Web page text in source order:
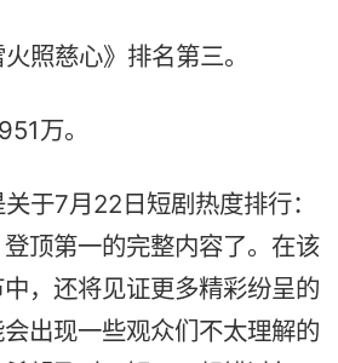
照慈心》排名第三。
万。
于7月22日短剧热度排行：
顶第一的完整内容了。在该
，还将见证更多精彩纷呈的
出现一些观众们不太理解的